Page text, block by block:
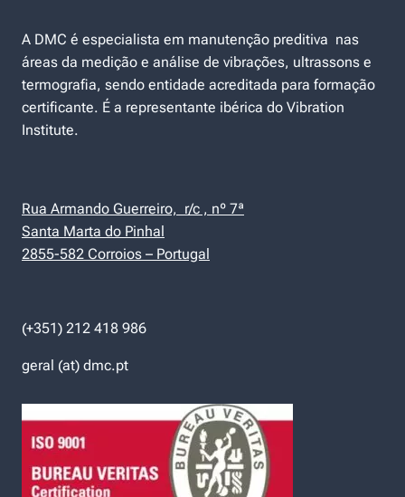
A DMC é especialista em manutenção preditiva nas
áreas da medição e análise de vibrações, ultrassons e
termografia, sendo entidade acreditada para formação
certificante. É a representante ibérica do Vibration
Institute.
Rua Armando Guerreiro, r/c , nº 7ª
Santa Marta do Pinhal
2855-582 Corroios – Portugal
(+351) 212 418 986
geral (at) dmc.pt